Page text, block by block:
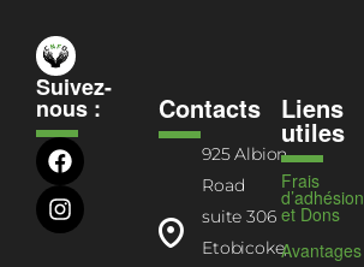
Suivez-
nous : Contacts
925 Albion
Road
suite 306
Etobicoke,
Liens
utiles
Frais
d’adhésion
et Dons
Avantages